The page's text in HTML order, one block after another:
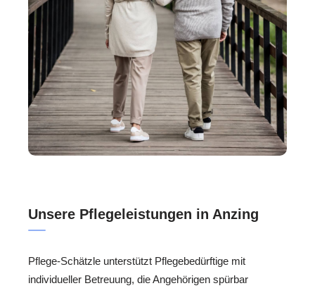
Unsere Pflegeleistungen in Anzing
Pflege-Schätzle unterstützt Pflegebedürftige mit
individueller Betreuung, die Angehörigen spürbar